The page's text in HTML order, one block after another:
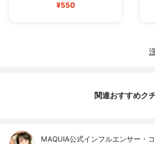
¥550
関連おすすめク
MAQUIA公式インフルエンサー・